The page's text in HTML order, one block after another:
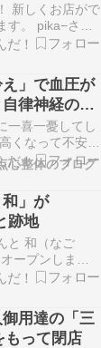
新しくお店がで
す。 pika−さ
たきさま 情報
島町にマクドナ
在、岡崎市中島
設中…
え」で血圧が
律神経の関
一喜一憂してし
くなって不安に
値が落ち着いた
、その日の気分
。 実は、冬場
る原因として、
整体のブログ
」が
跡地
と 和（なご
ープンしま
た居酒屋「どん
和」が
ちら、船橋市本
和（なごみ…
用達の「三
もって閉店